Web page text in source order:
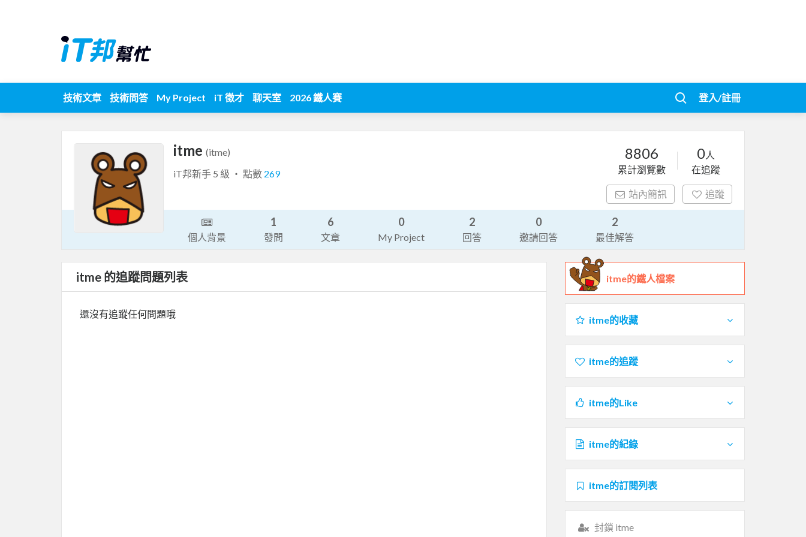
技術文章 技術問答 My Project iT 徵才 聊天室 2026 鐵人賽 登入/註冊
itme (itme)
iT邦新手 5 級 ‧ 點數 269
8806
累計瀏覽數
0人
在追蹤
站內簡訊 追蹤
個人背景
1
發問
6
文章
0
My Project
2
回答
0
邀請回答
2
最佳解答
itme 的追蹤問題列表
還沒有追蹤任何問題哦
itme的鐵人檔案
itme的收藏
itme的追蹤
itme的Like
itme的紀錄
itme的訂閱列表
封鎖 itme